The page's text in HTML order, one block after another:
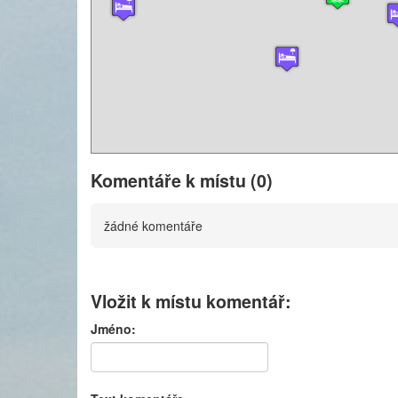
Komentáře k místu (0)
žádné komentáře
Vložit k místu komentář:
Jméno: